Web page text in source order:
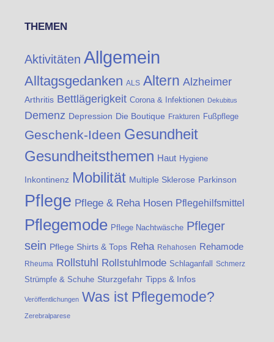
THEMEN
Aktivitäten Allgemein
Alltagsgedanken ALS Altern Alzheimer
Arthritis Bettlägerigkeit Corona & Infektionen Dekubitus
Demenz Depression Die Boutique Frakturen Fußpflege
Geschenk-Ideen Gesundheit
Gesundheitsthemen Haut Hygiene
Inkontinenz Mobilität Multiple Sklerose Parkinson
Pflege Pflege & Reha Hosen Pflegehilfsmittel
Pflegemode Pflege Nachtwäsche Pfleger
sein Pflege Shirts & Tops Reha Rehahosen Rehamode
Rheuma Rollstuhl Rollstuhlmode Schlaganfall Schmerz
Strümpfe & Schuhe Sturzgefahr Tipps & Infos
Veröffentlichungen Was ist Pflegemode?
Zerebralparese